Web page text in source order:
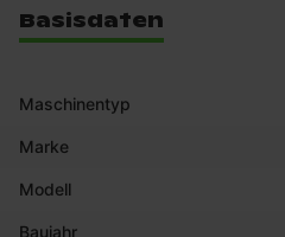
Basisdaten
Maschinentyp
Marke
Modell
Baujahr